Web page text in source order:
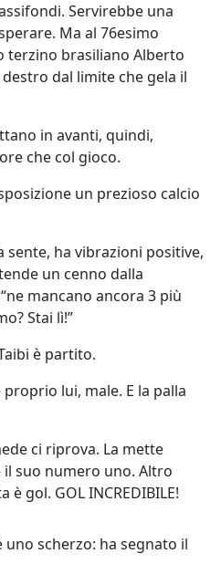
Servirebbe una
Ma al 76esimo
terzino brasiliano Alberto
dal limite che gela il
in avanti, quindi,
che col gioco.
un prezioso calcio
sente, ha vibrazioni positive,
un cenno dalla
mancano ancora 3 più
Stai lì!”
è partito.
lui, male. E la palla
ci riprova. La mette
il suo numero uno. Altro
gol. GOL INCREDIBILE!
scherzo: ha segnato il